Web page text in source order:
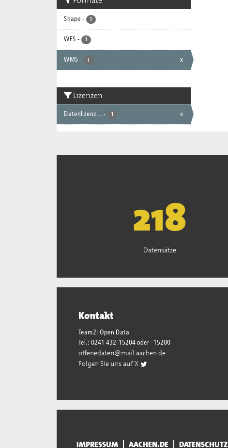
Shape - 1
WFS - 1
WMS - 1 x
Lizenzen
Datenlizenz... - 1 x
221
Datensätze
Kontakt
Team2: Open Data
Tel.: 0241 432-15204 oder -15200
offenedaten@mail.aachen.de
Folgen Sie uns auf X
IMPRESSUM AACHEN.DE DATENSCHUTZ